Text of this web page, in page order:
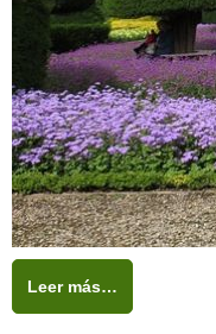
Leer más…